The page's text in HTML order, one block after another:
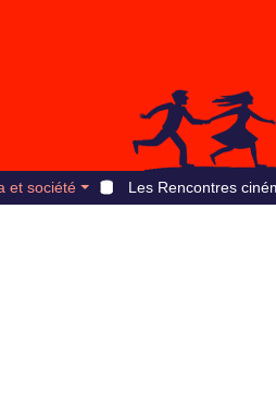
et société Les Rencontres